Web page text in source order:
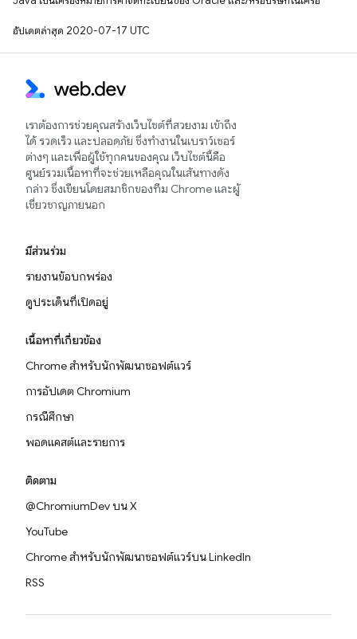
อัปเดตล่าสุด 2020-07-17 UTC
เราต้องการช่วยคุณสร้างเว็บไซต์ที่สวยงาม เข้าถึง
ได้ รวดเร็ว และปลอดภัย ซึ่งทำงานในเบราว์เซอร์
ต่างๆ และเพื่อผู้ใช้ทุกคนของคุณ เว็บไซต์นี้คือ
ศูนย์รวมเนื้อหาที่จะช่วยเหลือคุณในเส้นทางดัง
กล่าว ซึ่งเขียนโดยสมาชิกของทีม Chrome และผู้
เชี่ยวชาญภายนอก
มีส่วนร่วม
รายงานข้อบกพร่อง
ดูประเด็นที่เปิดอยู่
เนื้อหาที่เกี่ยวข้อง
Chrome สำหรับนักพัฒนาซอฟต์แวร์
การอัปเดต Chromium
กรณีศึกษา
พอดแคสต์และรายการ
ติดตาม
@ChromiumDev บน X
YouTube
Chrome สำหรับนักพัฒนาซอฟต์แวร์บน LinkedIn
RSS